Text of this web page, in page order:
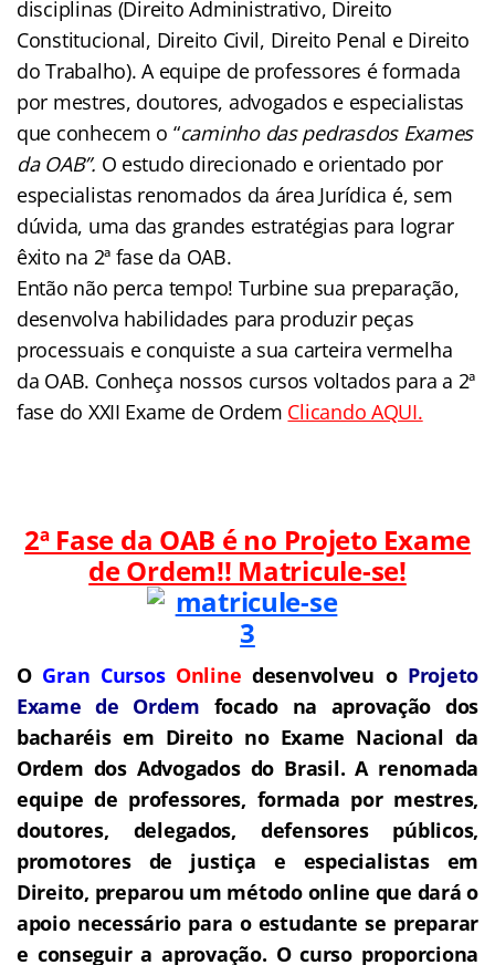
disciplinas (Direito Administrativo, Direito
Constitucional, Direito Civil, Direito Penal e Direito
do Trabalho). A equipe de professores é formada
por mestres, doutores, advogados e especialistas
que conhecem o “caminho das pedrasdos Exames
da OAB”. O estudo direcionado e orientado por
especialistas renomados da área Jurídica é, sem
dúvida, uma das grandes estratégias para lograr
êxito na 2ª fase da OAB.
Então não perca tempo! Turbine sua preparação,
desenvolva habilidades para produzir peças
processuais e conquiste a sua carteira vermelha
da OAB. Conheça nossos cursos voltados para a 2ª
fase do XXII Exame de Ordem Clicando AQUI.
2ª Fase da OAB é no Projeto Exame
de Ordem!! Matricule-se!
O Gran Cursos Online desenvolveu o Projeto
Exame de Ordem focado na aprovação dos
bacharéis em Direito no Exame Nacional da
Ordem dos Advogados do Brasil. A renomada
equipe de professores, formada por mestres,
doutores, delegados, defensores públicos,
promotores de justiça e especialistas em
Direito, preparou um método online que dará o
apoio necessário para o estudante se preparar
e conseguir a aprovação. O curso proporciona